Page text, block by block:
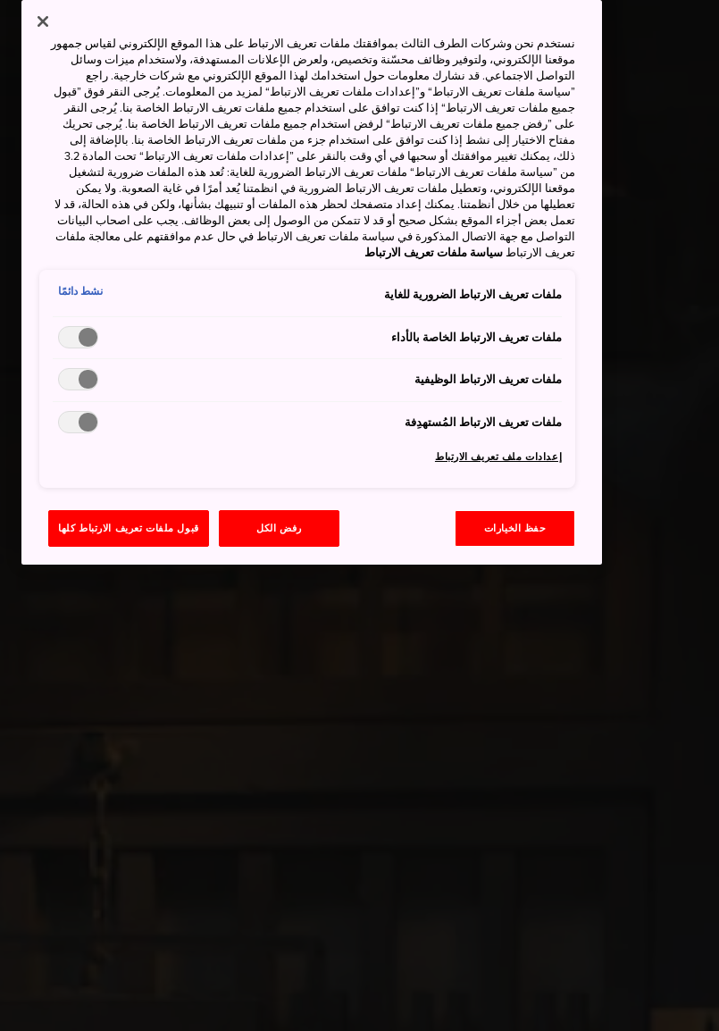
نستخدم نحن وشركات الطرف الثالث بموافقتك ملفات تعريف الارتباط على هذا الموقع الإلكتروني لقياس جمهور
موقعنا الإلكتروني، ولتوفير وظائف محسّنة وتخصيص، ولعرض الإعلانات المستهدفة، ولاستخدام ميزات وسائل
التواصل الاجتماعي. قد نشارك معلومات حول استخدامك لهذا الموقع الإلكتروني مع شركات خارجية. راجع
”سياسة ملفات تعريف الارتباط“ و”إعدادات ملفات تعريف الارتباط“ لمزيد من المعلومات. يُرجى النقر فوق ”قبول
جميع ملفات تعريف الارتباط“ إذا كنت توافق على استخدام جميع ملفات تعريف الارتباط الخاصة بنا. يُرجى النقر
على ”رفض جميع ملفات تعريف الارتباط“ لرفض استخدام جميع ملفات تعريف الارتباط الخاصة بنا. يُرجى تحريك
مفتاح الاختيار إلى نشط إذا كنت توافق على استخدام جزء من ملفات تعريف الارتباط الخاصة بنا. بالإضافة إلى
ذلك، يمكنك تغيير موافقتك أو سحبها في أي وقت بالنقر على ”إعدادات ملفات تعريف الارتباط“ تحت المادة 3.2
من ”سياسة ملفات تعريف الارتباط“ ملفات تعريف الارتباط الضرورية للغاية: تُعد هذه الملفات ضرورية لتشغيل
موقعنا الإلكتروني، وتعطيل ملفات تعريف الارتباط الضرورية في انظمتنا يُعد أمرًا في غاية الصعوبة. ولا يمكن
تعطيلها من خلال أنظمتنا. يمكنك إعداد متصفحك لحظر هذه الملفات أو تنبيهك بشأنها، ولكن في هذه الحالة، قد لا
تعمل بعض أجزاء الموقع بشكل صحيح أو قد لا تتمكن من الوصول إلى بعض الوظائف. يجب على اصحاب البيانات
التواصل مع جهة الاتصال المذكورة في سياسة ملفات تعريف الارتباط في حال عدم موافقتهم على معالجة ملفات
تعريف الارتباط سياسة ملفات تعريف الارتباط
ملفات تعريف الارتباط الضرورية للغاية نشط دائمًا
ملفات تعريف الارتباط الخاصة بالأداء
ملفات تعريف الارتباط الوظيفية
ملفات تعريف الارتباط المُستهدِفة
إعدادات ملف تعريف الارتباط
حفظ الخيارات رفض الكل قبول ملفات تعريف الارتباط كلها